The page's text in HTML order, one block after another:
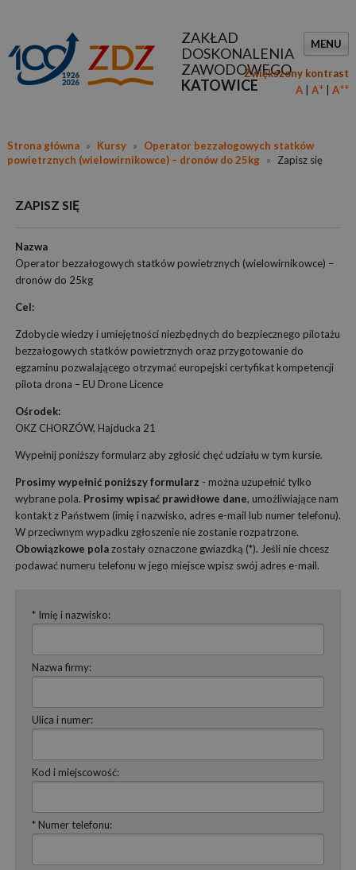
ZAKŁAD
DOSKONALENIA
ZAWODOWEGO
KATOWICE
MENU
Zwiększony kontrast
A
A+ A++
Strona główna » Kursy »
Operator bezzałogowych statków
powietrznych (wielowirnikowce) – dronów do 25kg
» Zapisz się
ZAPISZ SIĘ
Nazwa
Operator bezzałogowych statków powietrznych (wielowirnikowce) –
dronów do 25kg
Cel:
Zdobycie wiedzy i umiejętności niezbędnych do bezpiecznego pilotażu
bezzałogowych statków powietrznych oraz przygotowanie do
egzaminu pozwalającego otrzymać europejski certyfikat kompetencji
pilota drona – EU Drone Licence
Ośrodek:
OKZ CHORZÓW, Hajducka 21
Wypełnij poniższy formularz aby zgłosić chęć udziału w tym kursie.
Prosimy wypełnić poniższy formularz - można uzupełnić tylko
wybrane pola. Prosimy wpisać prawidłowe dane, umożliwiające nam
kontakt z Państwem (imię i nazwisko, adres e-mail lub numer telefonu).
W przeciwnym wypadku zgłoszenie nie zostanie rozpatrzone.
Obowiązkowe polazostały oznaczone gwiazdką (*). Jeśli nie chcesz
podawać numeru telefonu w jego miejsce wpisz swój adres e-mail.
* Imię i nazwisko:
Nazwa firmy:
Ulica i numer:
Kod i miejscowość:
* Numer telefonu: